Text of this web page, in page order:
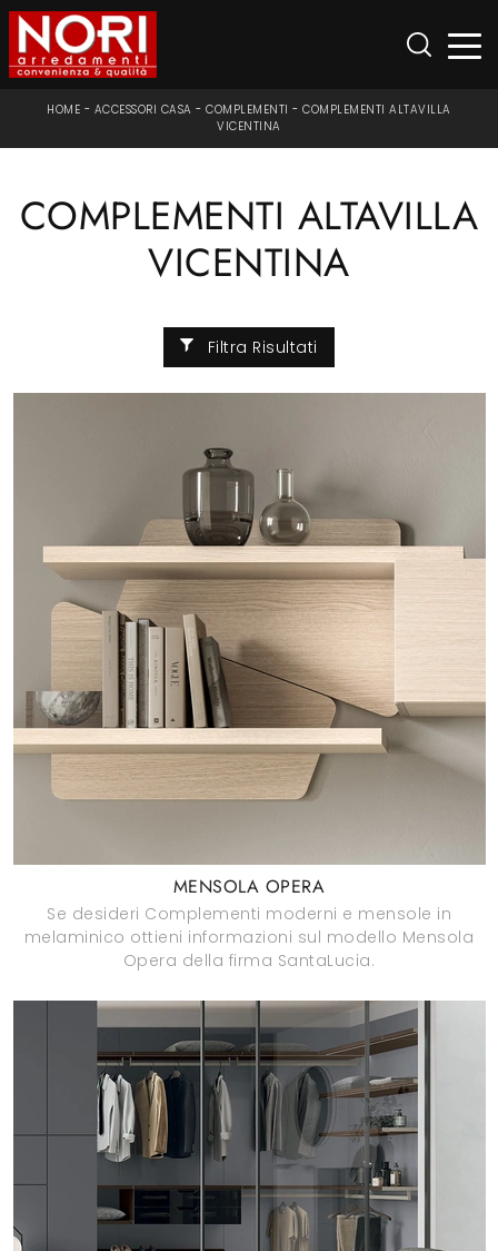
HOME - ACCESSORI CASA -COMPLEMENTI -COMPLEMENTI ALTAVILLA
VICENTINA
COMPLEMENTI ALTAVILLA
VICENTINA
Filtra Risultati
MENSOLA OPERA
Se desideri Complementi moderni e mensole in
melaminico ottieni informazioni sul modello Mensola
Opera della firma SantaLucia.